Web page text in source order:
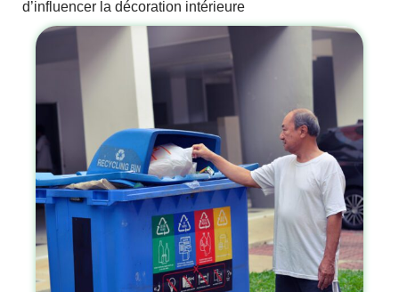
d’influencer la décoration intérieure